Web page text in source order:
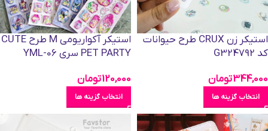
استیکر زن CRUX طرح حیوانات
کد G324792
344,000تومان
انتخاب گزینه ها
استیکر آکواریومی M طرح CUTE
PET PARTY سری YML-06
120,000تومان
انتخاب گزینه ها